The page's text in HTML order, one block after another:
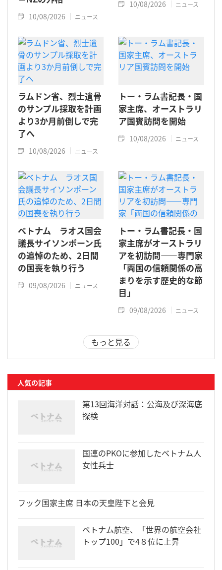
10/08/2026 ニュース
10/08/2026 ニュース
ラムドン省、烈士遺骨
のサンプル採取を計画
より3か月前倒しで完
了へ
10/08/2026 ニュース
トー・ラム書記長・国
家主席、オーストラリ
ア国賓訪問を開始
10/08/2026 ニュース
ベトナム ラオス国会
議長サイソンポーン氏
の追悼のため、2日間
の国喪を執り行う
09/08/2026 ニュース
トー・ラム書記長・国
家主席がオーストラリ
アを初訪問――専門家
「両国の信頼関係の高
まりを示す歴史的な節
目」
09/08/2026 ニュース
もっと見る
人気の記事
第13回海洋対話：公海及び深海底
探検
国連のPKOに参加したベトナム人
女性兵士
フック国家主席 日本の天皇陛下と会見
ベトナム航空、「世界の航空会社
トップ100」で4８位に上昇